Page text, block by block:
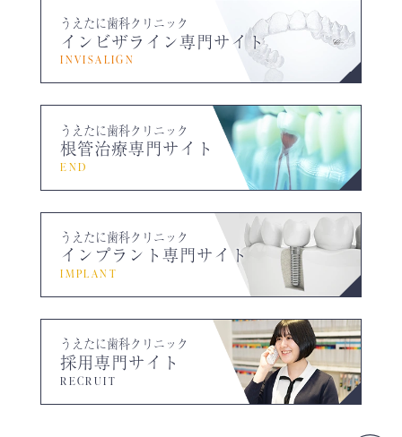
うえたに歯科クリニック
インビザライン専門サイト
INVISALIGN
うえたに歯科クリニック
根管治療専門サイト
END
うえたに歯科クリニック
インプラント専門サイト
IMPLANT
うえたに歯科クリニック
採用専門サイト
RECRUIT